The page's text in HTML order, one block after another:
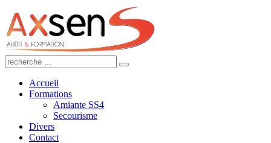
Accueil
Formations
Amiante SS4
Secourisme
Divers
Contact